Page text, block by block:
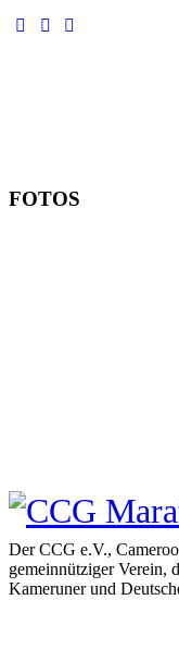
FOTOS
Der CCG e.V.,
gemeinnütziger Verein,
Kameruner und